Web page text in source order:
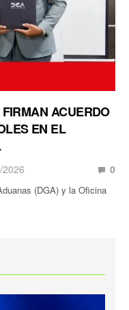
ACUERDO
EN EL
0
(DGA) y la Oficina